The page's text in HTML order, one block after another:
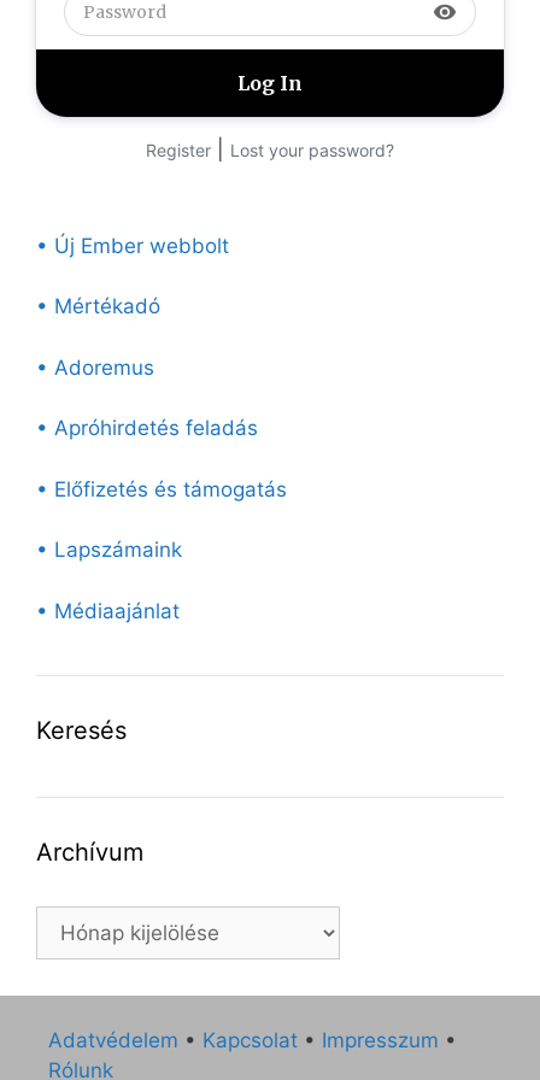
visibility
Register Lost your password?
• Új Ember webbolt
• Mértékadó
• Adoremus
• Apróhirdetés feladás
• Előfizetés és támogatás
• Lapszámaink
• Médiaajánlat
Keresés
Archívum
Archívum
Adatvédelem • Kapcsolat • Impresszum •
Rólunk